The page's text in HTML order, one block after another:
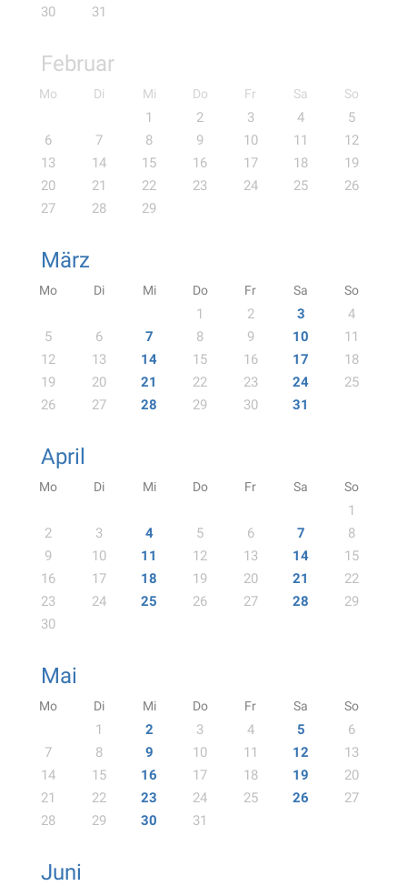
30
31
Februar
Mo Di Mi Do Fr Sa So
1 2 3 4
5
6
7 8 9 10 11
12
13
14 15 16 17 18
19
20
21 22 23 24 25
26
27
28 29
März
Mo Di Mi Do Fr Sa So
1 2 3
4
5
6 7 8 9 10
11
12
13 14 15 16 17
18
19
20 21 22 23 24
25
26
27 28 29 30 31
April
Mo Di Mi Do Fr Sa So
1
2
3 4 5 6 7
8
9
10 11 12 13 14
15
16
17 18 19 20 21
22
23
24 25 26 27 28
29
30
Mai
Mo Di Mi Do Fr Sa So
1 2 3 4 5
6
7
8 9 10 11 12
13
14
15 16 17 18 19
20
21
22 23 24 25 26
27
28
29 30 31
Juni